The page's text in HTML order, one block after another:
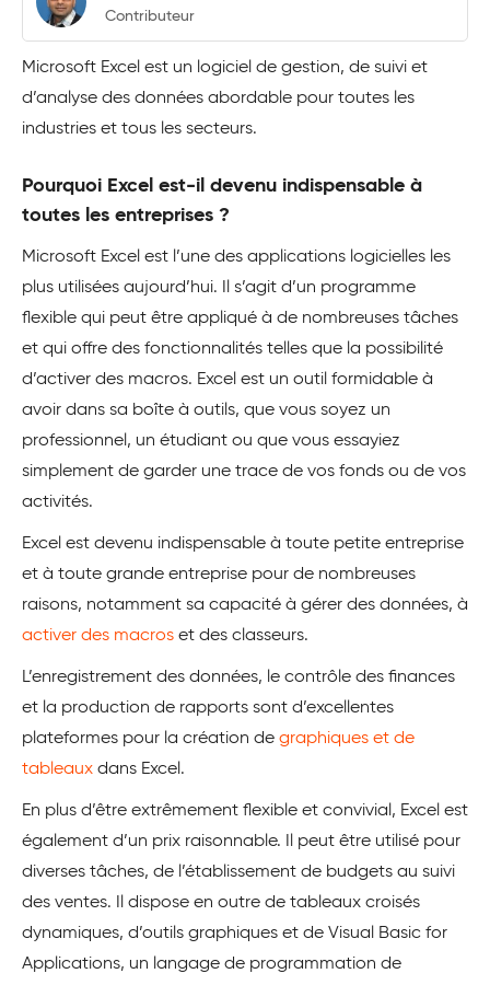
Contributeur
Microsoft Excel est un logiciel de gestion, de suivi et
d’analyse des données abordable pour toutes les
industries et tous les secteurs.
Pourquoi Excel est-il devenu indispensable à
toutes les entreprises ?
Microsoft Excel est l’une des applications logicielles les
plus utilisées aujourd’hui. Il s’agit d’un programme
flexible qui peut être appliqué à de nombreuses tâches
et qui offre des fonctionnalités telles que la possibilité
d’activer des macros. Excel est un outil formidable à
avoir dans sa boîte à outils, que vous soyez un
professionnel, un étudiant ou que vous essayiez
simplement de garder une trace de vos fonds ou de vos
activités.
Excel est devenu indispensable à toute petite entreprise
et à toute grande entreprise pour de nombreuses
raisons, notamment sa capacité à gérer des données, à
activer des macros et des classeurs.
L’enregistrement des données, le contrôle des finances
et la production de rapports sont d’excellentes
plateformes pour la création de graphiques et de
tableaux dans Excel.
En plus d’être extrêmement flexible et convivial, Excel est
également d’un prix raisonnable. Il peut être utilisé pour
diverses tâches, de l’établissement de budgets au suivi
des ventes. Il dispose en outre de tableaux croisés
dynamiques, d’outils graphiques et de Visual Basic for
Applications, un langage de programmation de